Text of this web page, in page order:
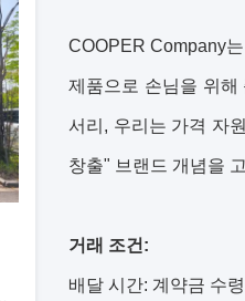
COOPER Company
제품으로 손님을 위해
서리, 우리는 가격 자
창출" 브랜드 개념을
거래 조건:
배달 시간: 계약금 수